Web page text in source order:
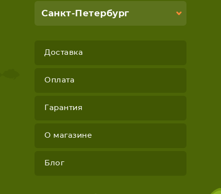
Санкт-Петербург
Доставка
Оплата
Гарантия
О магазине
Блог